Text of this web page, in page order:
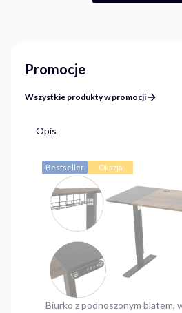
Promocje
Wszystkie produkty w promocji
Opis
Okazja
Bestseller
Biurko z podnoszonym blatem,